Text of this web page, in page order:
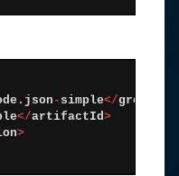
. json - simple</groupId
</artifactId>
>